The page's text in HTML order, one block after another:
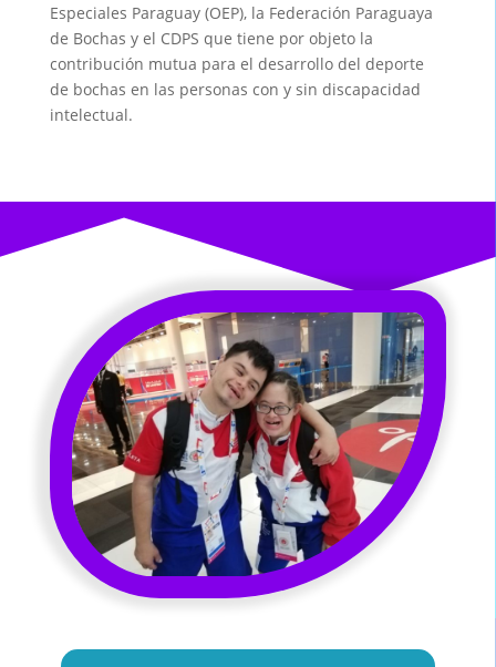
Especiales Paraguay (OEP), la Federación Paraguaya
de Bochas y el CDPS que tiene por objeto la
contribución mutua para el desarrollo del deporte
de bochas en las personas con y sin discapacidad
intelectual.